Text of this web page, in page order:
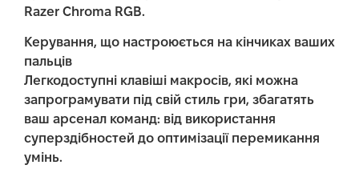
Razer Chroma RGB.
Керування, що настроюється на кінчиках ваших
пальців
Легкодоступні клавіші макросів, які можна
запрограмувати під свій стиль гри, збагатять
ваш арсенал команд: від використання
суперздібностей до оптимізації перемикання
умінь.